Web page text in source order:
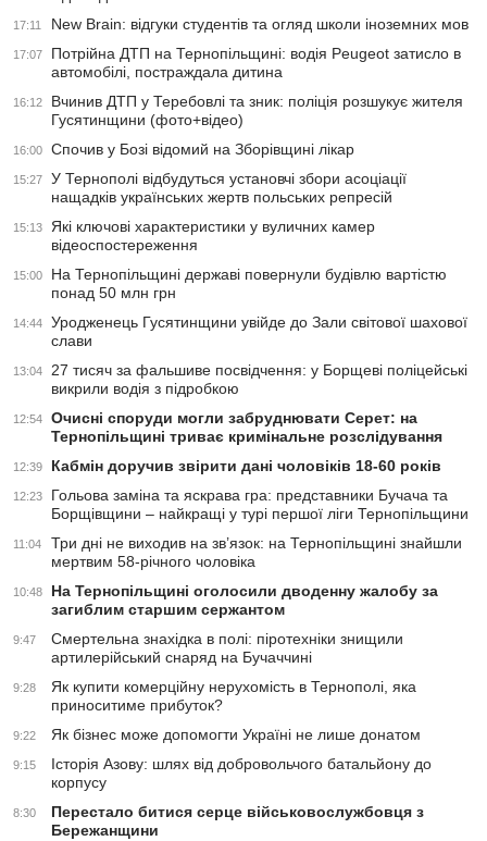
17:11 New Brain: відгуки студентів та огляд школи іноземних мов
17:07
Потрійна ДТП на Тернопільщині: водія Peugeot затисло в
автомобілі, постраждала дитина
16:12
Вчинив ДТП у Теребовлі та зник: поліція розшукує жителя
Гусятинщини (фото+відео)
16:00 Спочив у Бозі відомий на Зборівщині лікар
15:27
У Тернополі відбудуться установчі збори асоціації
нащадків українських жертв польських репресій
15:13
Які ключові характеристики у вуличних камер
відеоспостереження
15:00
На Тернопільщині державі повернули будівлю вартістю
понад 50 млн грн
14:44
Уродженець Гусятинщини увійде до Зали світової шахової
слави
13:04
27 тисяч за фальшиве посвідчення: у Борщеві поліцейські
викрили водія з підробкою
12:54
Очисні споруди могли забруднювати Серет: на
Тернопільщині триває кримінальне розслідування
12:39 Кабмін доручив звірити дані чоловіків 18-60 років
12:23
Гольова заміна та яскрава гра: представники Бучача та
Борщівщини – найкращі у турі першої ліги Тернопільщини
11:04
Три дні не виходив на зв’язок: на Тернопільщині знайшли
мертвим 58-річного чоловіка
10:48
На Тернопільщині оголосили дводенну жалобу за
загиблим старшим сержантом
9:47
Смертельна знахідка в полі: піротехніки знищили
артилерійський снаряд на Бучаччині
9:28
Як купити комерційну нерухомість в Тернополі, яка
приноситиме прибуток?
9:22 Як бізнес може допомогти Україні не лише донатом
9:15
Історія Азову: шлях від добровольчого батальйону до
корпусу
8:30
Перестало битися серце військовослужбовця з
Бережанщини